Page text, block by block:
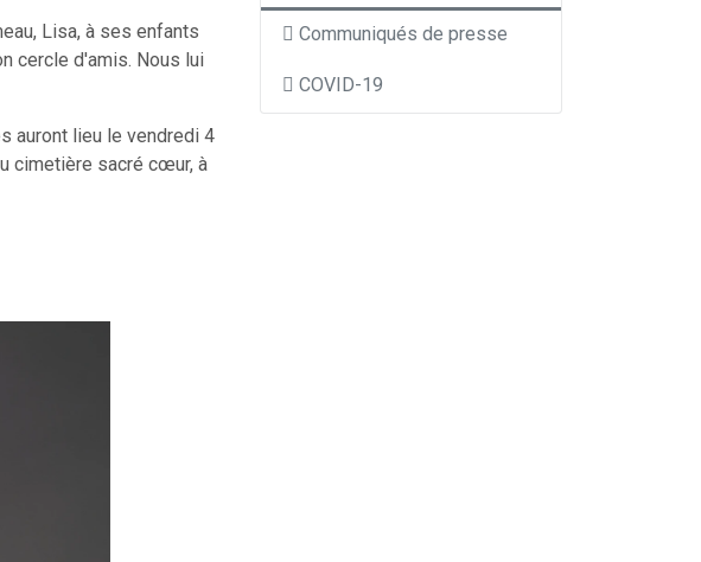
Lisa, à ses enfants
cercle d'amis. Nous lui
auront lieu le vendredi 4
cimetière sacré cœur, à
Communiqués de presse
COVID-19